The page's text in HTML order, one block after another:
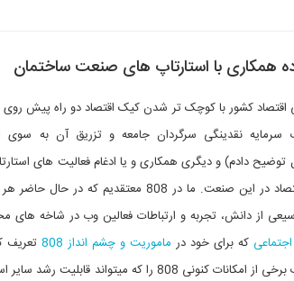
اقتصاد کشور با کوچک تر شدن کیک اقتصاد دو راه پیش
سرمایه نقدینگی سرگردان جامعه و تزریق آن به
دادم) و دیگری همکاری و یا ادغام فعالیت های
کیک موجود اقتصاد در این صنعت. ما در 808
وسیعی از دانش، تجربه و ارتباطات فعالین وب در شاخه
که برای خود در ماموریت و چشم انداز 808
تعریف
پیشنهاد اشتراک برخی از امکانات کنونی 808 را که